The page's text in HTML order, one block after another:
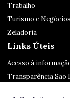
Trabalho
Turismo e Negócios
Zeladoria
Links Úteis
Acesso à
Transparência São